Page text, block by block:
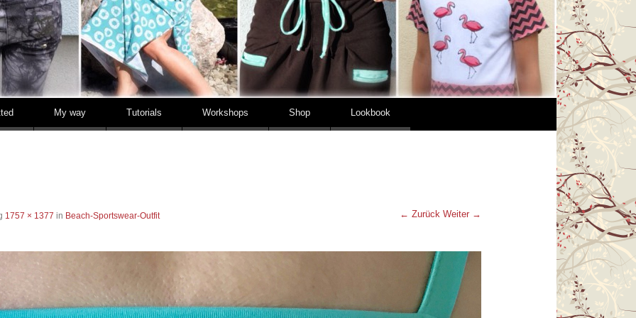
My way Tutorials Workshops Shop Lookbook
1757 × 1377 in Beach-Sportswear-Outfit ← Zurück Weiter →